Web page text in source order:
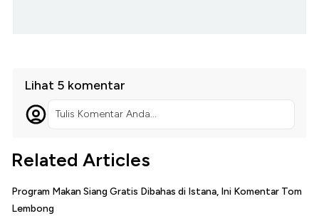
Lihat 5 komentar
Tulis Komentar Anda...
Related Articles
Program Makan Siang Gratis Dibahas di Istana, Ini Komentar Tom
Lembong